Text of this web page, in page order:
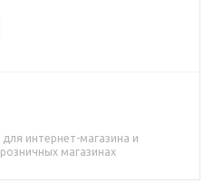
интернет-магазина и
магазинах